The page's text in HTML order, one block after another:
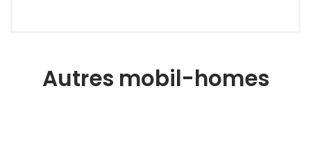
Autres mobil-homes